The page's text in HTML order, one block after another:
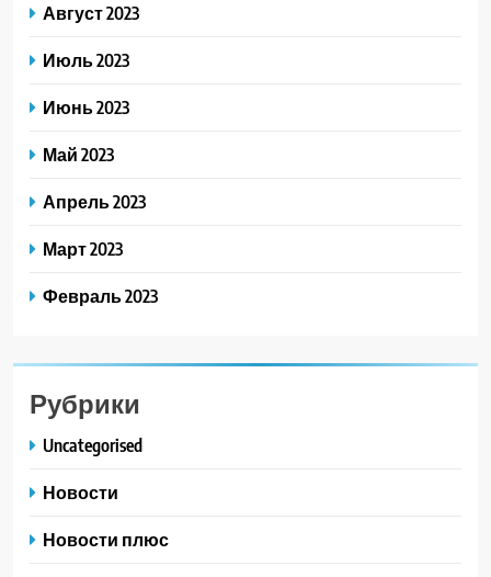
Август 2023
Июль 2023
Июнь 2023
Май 2023
Апрель 2023
Март 2023
Февраль 2023
Рубрики
Uncategorised
Новости
Новости плюс